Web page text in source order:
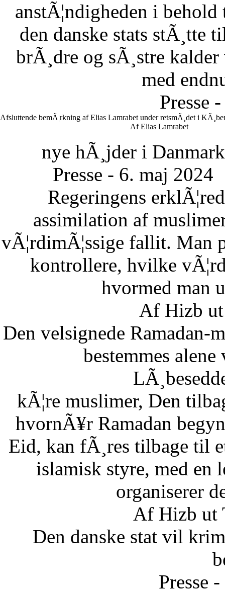
anstÃ¦ndigheden i
den danske stats stÃ¸tte
brÃ¸dre og sÃ¸stre
med
Presse
Afsluttende bemÃ¦rkning af Elias Lamrabet under retsmÃ¸det i
Af Elias Lamrabet
nye hÃ¸jder i Danmark
Presse - 6. maj 2024
Regeringens
assimilation af
vÃ¦rdimÃ¦ssige fallit. Man
kontrollere, hvilke
hvormed man
Af Hizb
Den velsignede Ramadan-
bestemmes
kÃ¦re muslimer, Den
hvornÃ¥r Ramadan
Eid, kan fÃ¸res tilbage til
islamisk styre, med en
organiserer
Af Hizb ut
Den danske stat vil
Presse